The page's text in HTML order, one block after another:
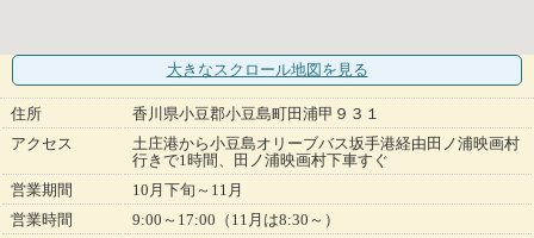
大きなスクロール地図 を見る
住所
香川県小豆郡小豆島町田浦甲９３１
アクセス
土庄港から小豆島オリーブバス坂手港経由田ノ浦映画村
行きで1時間、田ノ浦映画村下車すぐ
営業期間
10月下旬～11月
営業時間
9:00～17:00（11月は8:30～）